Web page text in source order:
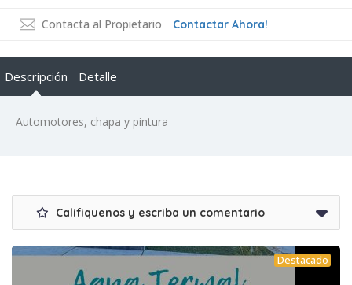
Contacta al Propietario Contactar Ahora!
Descripción Detalle
Automotores, chapa y pintura
Califiquenos y escriba un comentario
Destacado